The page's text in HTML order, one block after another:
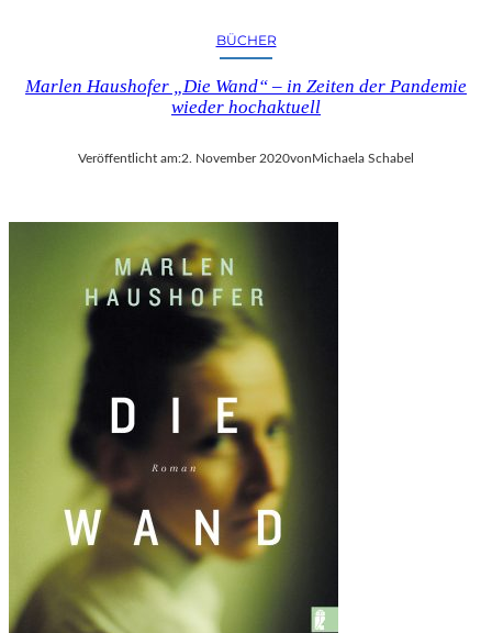
BÜCHER
Marlen Haushofer „Die Wand“ – in Zeiten der Pandemie
wieder hochaktuell
Veröffentlicht am:2. November 2020vonMichaela Schabel